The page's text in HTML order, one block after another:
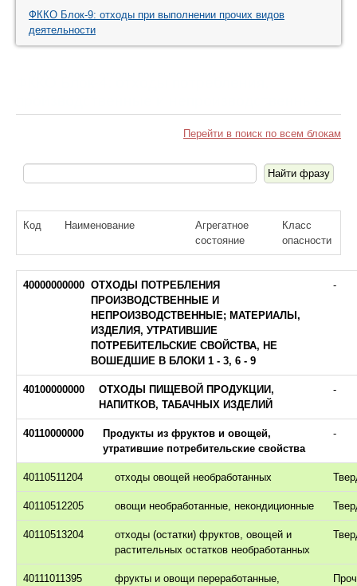
ФККО Блок-9: отходы при выполнении прочих видов
деятельности
Перейти в поиск по всем блокам
Код Наименование
Агрегатное
состояние
Класс
опасности
40000000000 ОТХОДЫ ПОТРЕБЛЕНИЯ
ПРОИЗВОДСТВЕННЫЕ И
НЕПРОИЗВОДСТВЕННЫЕ; МАТЕРИАЛЫ,
ИЗДЕЛИЯ, УТРАТИВШИЕ
ПОТРЕБИТЕЛЬСКИЕ СВОЙСТВА, НЕ
ВОШЕДШИЕ В БЛОКИ 1 - 3, 6 - 9
-
40100000000
ОТХОДЫ ПИЩЕВОЙ ПРОДУКЦИИ,
НАПИТКОВ, ТАБАЧНЫХ ИЗДЕЛИЙ
-
40110000000
Продукты из фруктов и овощей,
утратившие потребительские свойства
-
40110511204 отходы овощей необработанных
40110512205 овощи необработанные, некондиционные
40110513204
отходы (остатки) фруктов, овощей и
растительных остатков необработанных
40111011395
фрукты и овощи переработанные,